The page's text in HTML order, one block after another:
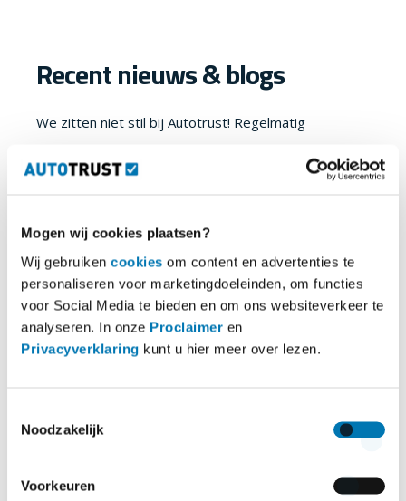
Mogen wij cookies plaatsen?
Wij gebruiken cookies om content en advertenties te
personaliseren voor marketingdoeleinden, om functies
voor Social Media te bieden en om ons websiteverkeer te
analyseren. In onze Proclaimer en
Privacyverklaring kunt u hier meer over lezen.
Noodzakelijk
Voorkeuren
Recent nieuws & blogs
We zitten niet stil bij Autotrust! Regelmatig
vorm van blogs. Hier ontdekt u onze laatste
Naar alle blogs